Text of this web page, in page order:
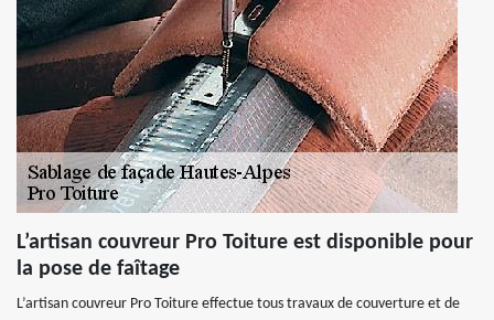
L’artisan couvreur Pro Toiture est disponible pour
la pose de faîtage
L’artisan couvreur Pro Toiture effectue tous travaux de couverture et de